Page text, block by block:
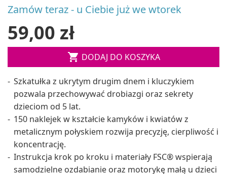
Zamów teraz - u Ciebie już we wtorek
59,00 zł
 DODAJ DO KOSZYKA
Szkatułka z ukrytym drugim dnem i kluczykiem
pozwala przechowywać drobiazgi oraz sekrety
dzieciom od 5 lat.
150 naklejek w kształcie kamyków i kwiatów z
metalicznym połyskiem rozwija precyzję, cierpliwość i
koncentrację.
Instrukcja krok po kroku i materiały FSC® wspierają
samodzielne ozdabianie oraz motorykę małą u dzieci